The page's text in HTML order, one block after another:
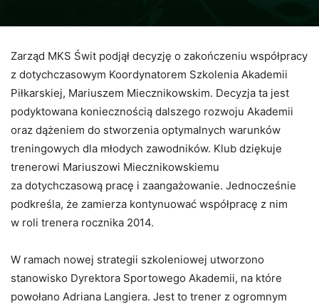
Zarząd MKS Świt podjął decyzję o zakończeniu współpracy
z dotychczasowym Koordynatorem Szkolenia Akademii
Piłkarskiej, Mariuszem Miecznikowskim. Decyzja ta jest
podyktowana koniecznością dalszego rozwoju Akademii
oraz dążeniem do stworzenia optymalnych warunków
treningowych dla młodych zawodników. Klub dziękuje
trenerowi Mariuszowi Miecznikowskiemu
za dotychczasową pracę i zaangażowanie. Jednocześnie
podkreśla, że zamierza kontynuować współpracę z nim
w roli trenera rocznika 2014.
W ramach nowej strategii szkoleniowej utworzono
stanowisko Dyrektora Sportowego Akademii, na które
powołano Adriana Langiera. Jest to trener z ogromnym